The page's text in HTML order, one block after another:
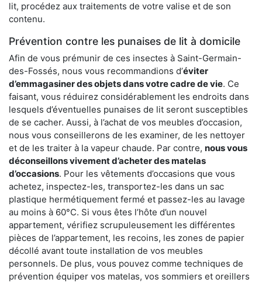
lit, procédez aux traitements de votre valise et de son
contenu.
Prévention contre les punaises de lit à domicile
Afin de vous prémunir de ces insectes à Saint-Germain-
des-Fossés, nous vous recommandions d’éviter
d’emmagasiner des objets dans votre cadre de vie. Ce
faisant, vous réduirez considérablement les endroits dans
lesquels d’éventuelles punaises de lit seront susceptibles
de se cacher. Aussi, à l’achat de vos meubles d’occasion,
nous vous conseillerons de les examiner, de les nettoyer
et de les traiter à la vapeur chaude. Par contre, nous vous
déconseillons vivement d’acheter des matelas
d’occasions. Pour les vêtements d’occasions que vous
achetez, inspectez-les, transportez-les dans un sac
plastique hermétiquement fermé et passez-les au lavage
au moins à 60°C. Si vous êtes l’hôte d’un nouvel
appartement, vérifiez scrupuleusement les différentes
pièces de l’appartement, les recoins, les zones de papier
décollé avant toute installation de vos meubles
personnels. De plus, vous pouvez comme techniques de
prévention équiper vos matelas, vos sommiers et oreillers